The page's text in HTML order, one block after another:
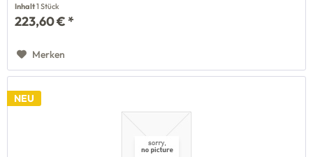
Inhalt1 Stück
223,60 € *
Merken
NEU